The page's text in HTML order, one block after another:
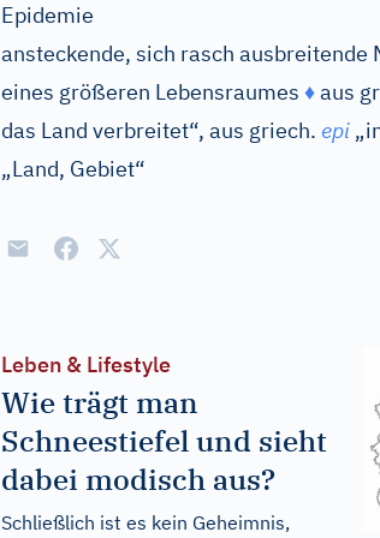
Epidemie
ansteckende, sich rasch ausbreitende
eines größeren Lebensraumes ♦aus
das Land verbreitet“, aus griech. epi
„Land, Gebiet“
Leben & Lifestyle
Wie trägt man
Schneestiefel und sieht
dabei modisch aus?
Schließlich ist es kein Geheimnis,